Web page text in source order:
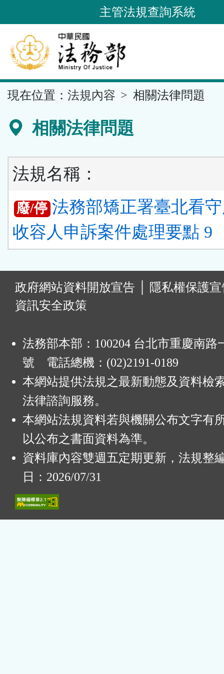
到
要
內
容
區
主管法規查詢系統
現在位置： 法規內容 相關法律問題
相關法律問題
法規名稱：
廢/停 法務部矯正署臺北看
收容人申訴案件處理要點 9
政府網站資料開放宣告
隱私權保護
資訊安全政策
法務部本部：100204 台北市重慶南路
號 電話總機：(02)2191-0189
本網站提供法規之最新動態及資料檢
法律諮詢服務。
本網站法規資料若與機關公布文字有
以公布之書面資料為準。
資料庫內容雙週五定期更新，法規整
日：2026/07/31